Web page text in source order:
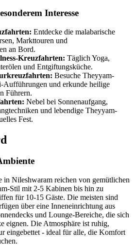
Interesse
Entdecke die malabarische
Markttouren und
an Bord.
Kreuzfahrten: Täglich Yoga,
und Entgiftungsküche.
Besuche Theyyam-
Aufführungen und erkunde heilige
Führern.
Nebel bei Sonnenaufgang,
und lebendige Theyyam-
Fest.
in Nileshwaram reichen von gemütlichen
Stil mit 2-5 Kabinen bis hin zu
für 10-15 Gäste. Die meisten sind
über eine Inneneinrichtung aus
und Lounge-Bereiche, die sich
eignen. Die Atmosphäre ist ruhig,
eingebettet - ideal für alle, die Komfort